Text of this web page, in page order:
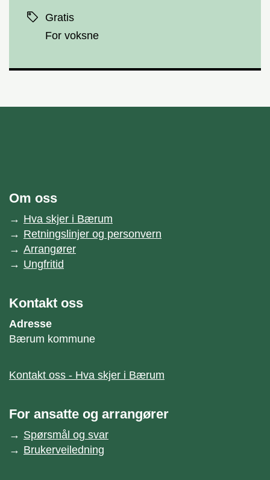
Gratis
For voksne
Om oss
Hva skjer i Bærum
Retningslinjer og personvern
Arrangører
Ungfritid
Kontakt oss
Adresse
Bærum kommune
Kontakt oss - Hva skjer i Bærum
For ansatte og arrangører
Spørsmål og svar
Brukerveiledning